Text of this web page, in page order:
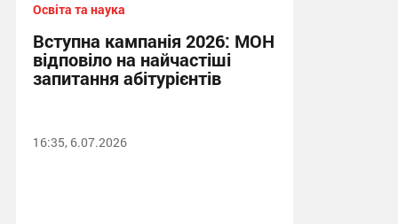
Освіта та наука
Вступна кампанія 2026: МОН
відповіло на найчастіші
запитання абітурієнтів
16:35, 6.07.2026